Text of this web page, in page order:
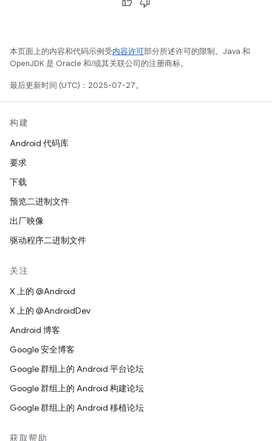
本页面上的内容和代码示例受内容许可部分所述许可的限制。Java 和
OpenJDK 是 Oracle 和/或其关联公司的注册商标。
最后更新时间 (UTC)：2025-07-27。
构建
Android 代码库
要求
下载
预览二进制文件
出厂映像
驱动程序二进制文件
关注
X 上的 @Android
X 上的 @AndroidDev
Android 博客
Google 安全博客
Google 群组上的 Android 平台论坛
Google 群组上的 Android 构建论坛
Google 群组上的 Android 移植论坛
获取帮助